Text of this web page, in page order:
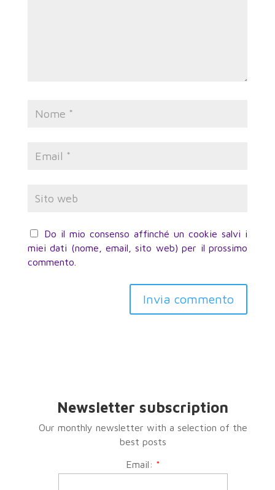
Do il mio consenso affinché un cookie salvi i
miei dati (nome, email, sito web) per il prossimo
commento.
Invia commento
Newsletter subscription
Our monthly newsletter with a selection of the
best posts
Email: *